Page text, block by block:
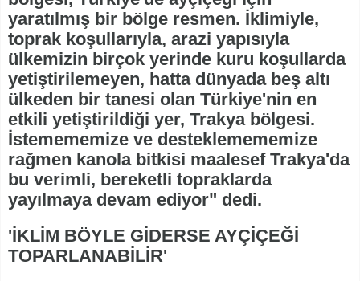
yaratılmış bir bölge resmen. İklimiyle,
toprak koşullarıyla, arazi yapısıyla
ülkemizin birçok yerinde kuru koşullarda
yetiştirilemeyen, hatta dünyada beş altı
ülkeden bir tanesi olan Türkiye'nin en
etkili yetiştirildiği yer, Trakya bölgesi.
İstemememize ve desteklemememize
rağmen kanola bitkisi maalesef Trakya'da
bu verimli, bereketli topraklarda
yayılmaya devam ediyor" dedi.
'İKLİM BÖYLE GİDERSE AYÇİÇEĞİ
TOPARLANABİLİR'